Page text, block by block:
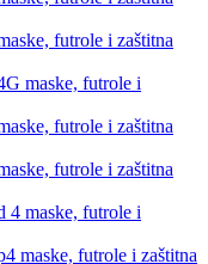
futrole i zaštitna
maske, futrole i
futrole i zaštitna
futrole i zaštitna
4 maske, futrole i
maske, futrole i zaštitna